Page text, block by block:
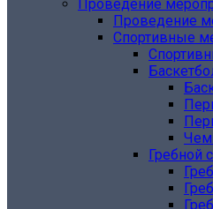
Проведение
Проведение
Спортивные
Гребной